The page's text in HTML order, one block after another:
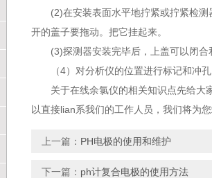
(2)在安装表面水平地拧紧或拧紧检测
开的盖子要拖动。把它挂起来。
(3)探测器安装完毕后，上盖可以闭合
（4）对分析仪的位置进行标记和冲孔
关于在线余氯仪的相关知识点先给大家
以直接lian系我们的工作人员，我们将为您
上一篇： PH电极的使用和维护
下一篇： ph计复合电极的使用方法